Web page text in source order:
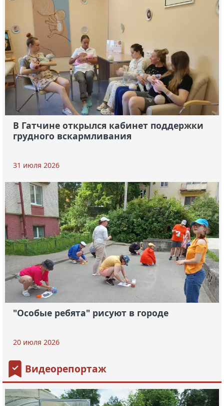
В Гатчине открылся кабинет поддержки
грудного вскармливания
31 июля 2026
"Особые ребята" рисуют в городе
20 июля 2026
Видеорепортаж